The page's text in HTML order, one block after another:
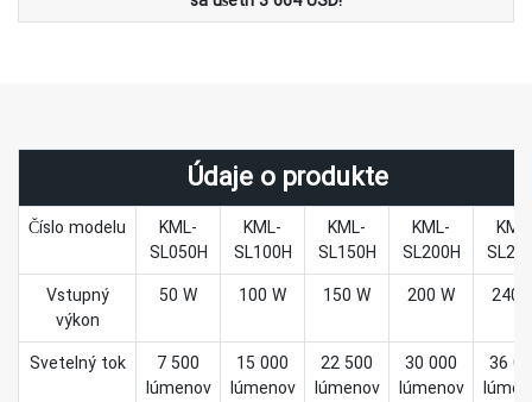
Údaje o produkte
Číslo modelu
KML-
SL050H
KML-
SL100H
KML-
SL150H
KML-
SL200H
Vstupný
výkon
50 W 100 W 150 W 200 W 240
Svetelný tok
7 500
lúmenov
15 000
lúmenov
22 500
lúmenov
30 000
lúmenov
36